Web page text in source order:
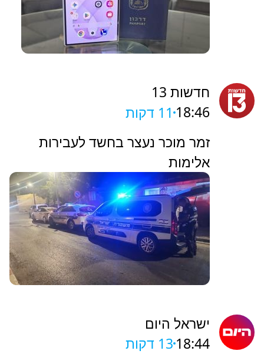
חדשות 13
18:46 11 דקות
זמר מוכר נעצר בחשד לעבירות
אלימות
ישראל היום
18:44 13 דקות